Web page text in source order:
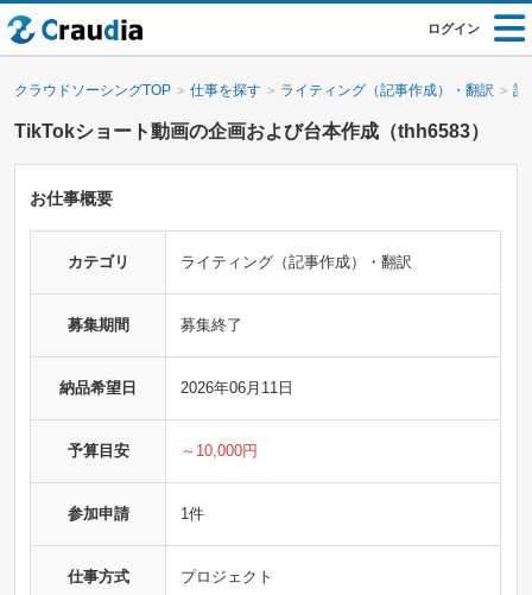
ログイン
クラウドソーシングTOP 仕事を探す ライティング（記事作成）・翻訳 記
TikTokショート動画の企画および台本作成（thh6583）
お仕事概要
カテゴリ ライティング（記事作成）・翻訳
募集期間 募集終了
納品希望日 2026年06月11日
予算目安 ～10,000円
参加申請 1件
仕事方式 プロジェクト